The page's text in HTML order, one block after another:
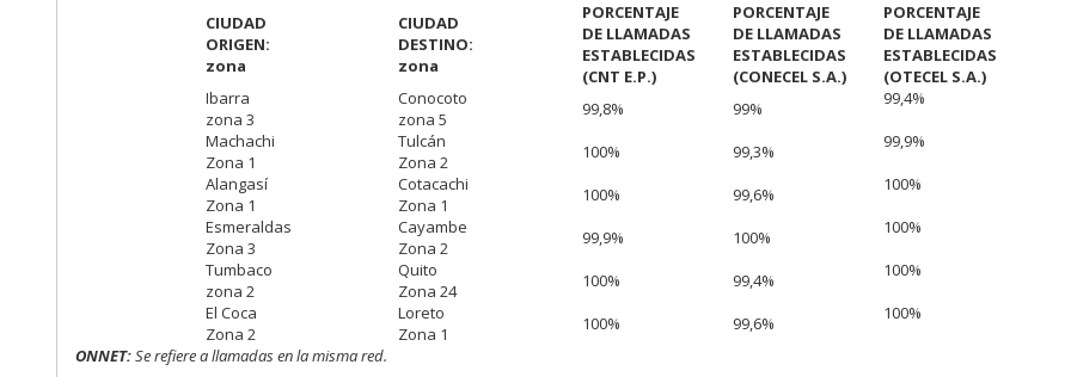
CIUDAD
ORIGEN:
zona
CIUDAD
DESTINO:
zona
PORCENTAJE
DE LLAMADAS
ESTABLECIDAS
(CNT E.P.)
PORCENTAJE
DE LLAMADAS
ESTABLECIDAS
(CONECEL S.A.)
PORCENTAJE
DE LLAMADAS
ESTABLECIDAS
(OTECEL S.A.)
Ibarra
zona 3
Conocoto
zona 5
99,8% 99%
99,4%
Machachi
Zona 1
Tulcán
Zona 2
100% 99,3%
99,9%
Alangasí
Zona 1
Cotacachi
Zona 1
100% 99,6%
100%
Esmeraldas
Zona 3
Cayambe
Zona 2
99,9% 100%
100%
Tumbaco
zona 2
Quito
Zona 24
100% 99,4%
100%
El Coca
Zona 2
Loreto
Zona 1
100% 99,6%
100%
ONNET:Se refiere allamadas en la misma red.